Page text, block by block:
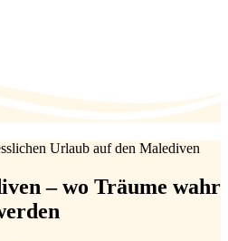
Urlaub auf den Malediven
– wo Träume wahr